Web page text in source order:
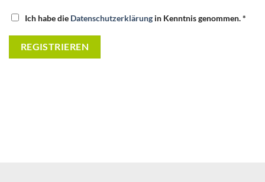
Ich habe die Datenschutzerklärung in Kenntnis genommen.*
REGISTRIEREN